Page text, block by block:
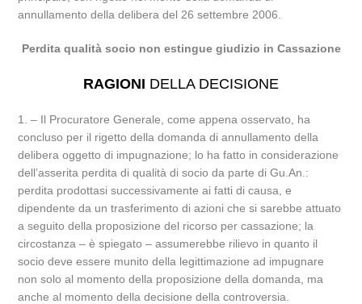
annullamento della delibera del 26 settembre 2006.
Perdita qualità socio non estingue giudizio in Cassazione
RAGIONI DELLA DECISIONE
1. – Il Procuratore Generale, come appena osservato, ha
concluso per il rigetto della domanda di annullamento della
delibera oggetto di impugnazione; lo ha fatto in considerazione
dell’asserita perdita di qualità di socio da parte di Gu.An.:
perdita prodottasi successivamente ai fatti di causa, e
dipendente da un trasferimento di azioni che si sarebbe attuato
a seguito della proposizione del ricorso per cassazione; la
circostanza – è spiegato – assumerebbe rilievo in quanto il
socio deve essere munito della legittimazione ad impugnare
non solo al momento della proposizione della domanda, ma
anche al momento della decisione della controversia.